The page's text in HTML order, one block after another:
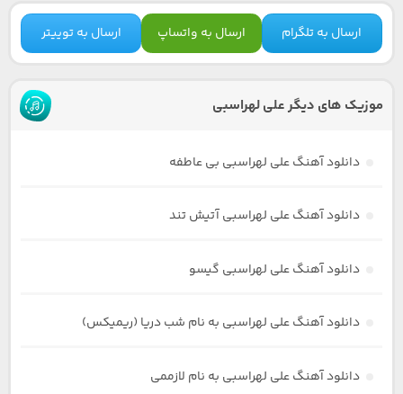
ارسال به تلگرام ارسال به واتساپ ارسال به توییتر
موزیک های دیگر علی لهراسبی
دانلود آهنگ علی لهراسبی بی عاطفه
دانلود آهنگ علی لهراسبی آتیش تند
دانلود آهنگ علی لهراسبی گیسو
دانلود آهنگ علی لهراسبی به نام شب دریا (ریمیکس)
دانلود آهنگ علی لهراسبی به نام لازممی